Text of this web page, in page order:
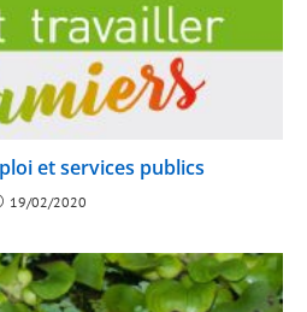
et services publics
19/02/2020